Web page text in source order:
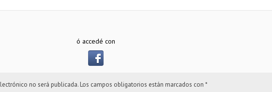
ó accedé con
no será publicada. Los campos obligatorios están marcados con *